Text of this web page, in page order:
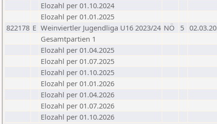
Elozahl per 01.10.2024
Elozahl per 01.01.2025
822178 E Weinviertler Jugendliga U16 2023/24 NÖ 5
Gesamtpartien 1
Elozahl per 01.04.2025
Elozahl per 01.07.2025
Elozahl per 01.10.2025
Elozahl per 01.01.2026
Elozahl per 01.04.2026
Elozahl per 01.07.2026
Elozahl per 01.10.2026